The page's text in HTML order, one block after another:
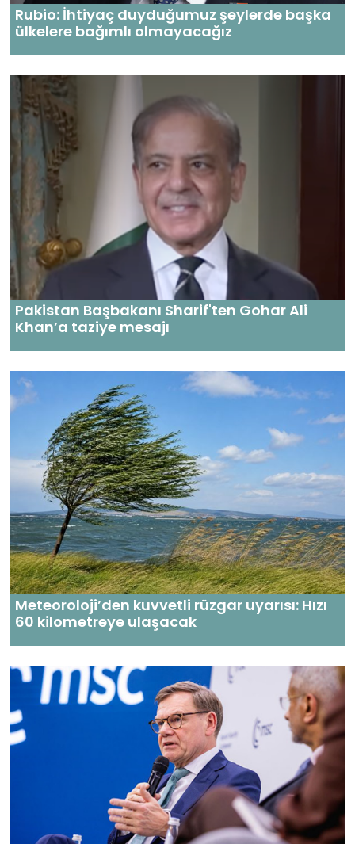
Rubio: İhtiyaç duyduğumuz şeylerde başka
ülkelere bağımlı olmayacağız
Pakistan Başbakanı Sharif'ten Gohar Ali
Khan’a taziye mesajı
Meteoroloji’den kuvvetli rüzgar uyarısı: Hızı
60 kilometreye ulaşacak